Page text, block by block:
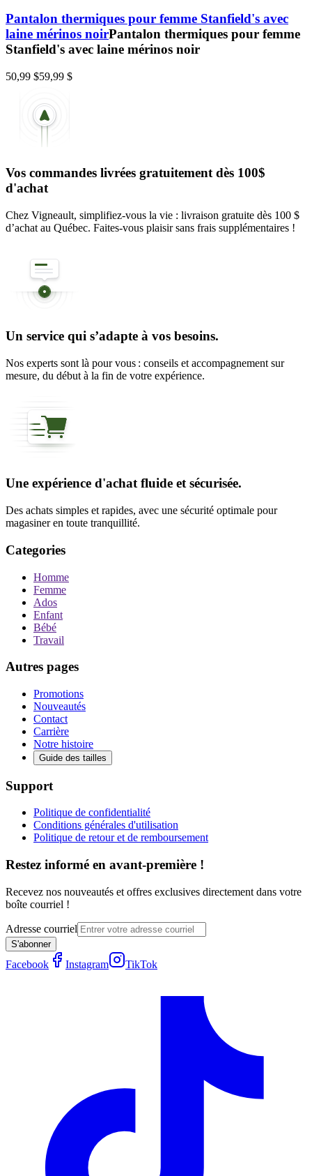
Pantalon thermiques pour femme Stanfield's avec
laine mérinos noirPantalon thermiques pour femme
Stanfield's avec laine mérinos noir
50,99 $59,99 $
Vos commandes livrées gratuitement dès 100$
d'achat
Chez Vigneault, simplifiez-vous la vie : livraison gratuite dès 100 $
d’achat au Québec. Faites-vous plaisir sans frais supplémentaires !
Un service qui s’adapte à vos besoins.
Nos experts sont là pour vous : conseils et accompagnement sur
mesure, du début à la fin de votre expérience.
Une expérience d'achat fluide et sécurisée.
Des achats simples et rapides, avec une sécurité optimale pour
magasiner en toute tranquillité.
Categories
Homme
Femme
Ados
Enfant
Bébé
Travail
Autres pages
Promotions
Nouveautés
Contact
Carrière
Notre histoire
Guide des tailles
Support
Politique de confidentialité
Conditions générales d'utilisation
Politique de retour et de remboursement
Restez informé en avant-première !
Recevez nos nouveautés et offres exclusives directement dans votre
boîte courriel !
Adresse courriel
S'abonner
Facebook Instagram TikTok